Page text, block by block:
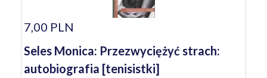
7,00 PLN
Seles Monica: Przezwyciężyć strach:
autobiografia [tenisistki]